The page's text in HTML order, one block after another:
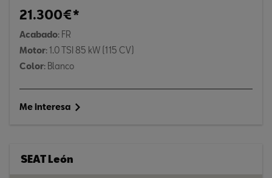
21.300€*
Acabado: FR
Motor: 1.0 TSI 85 kW (115 CV)
Color: Blanco
Me interesa
SEAT León